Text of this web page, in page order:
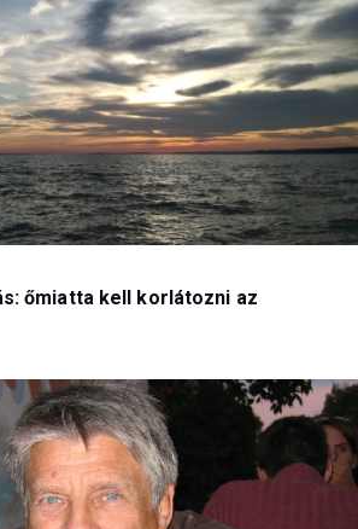
őmiatta kell korlátozni az